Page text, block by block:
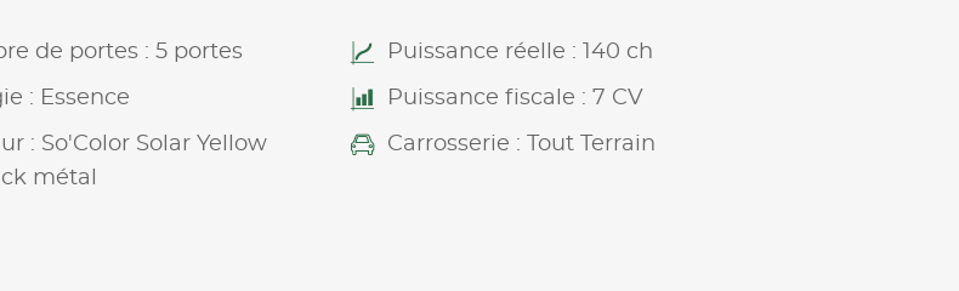
de portes : 5 portes Puissance réelle : 140 ch
: Essence Puissance fiscale : 7 CV
: So'Color Solar Yellow
métal
Carrosserie : Tout Terrain